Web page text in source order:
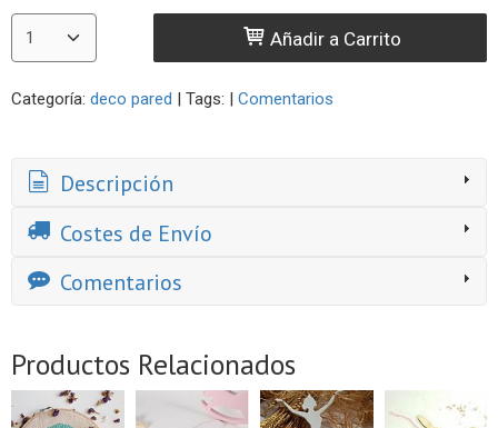
Añadir a Carrito
Categoría: deco pared | Tags: | Comentarios
Descripción
Costes de Envío
Comentarios
Productos Relacionados